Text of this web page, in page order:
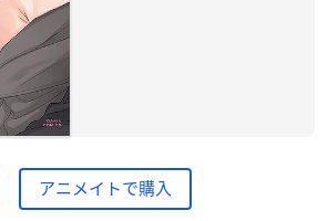
アニメイトで購入